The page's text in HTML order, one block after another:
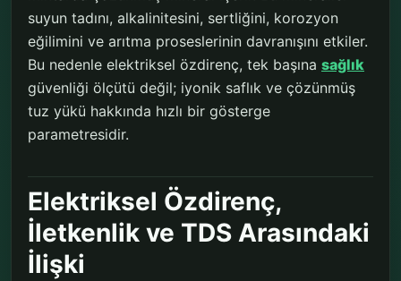
suyun tadını, alkalinitesini, sertliğini, korozyon
eğilimini ve arıtma proseslerinin davranışını etkiler.
Bu nedenle elektriksel özdirenç, tek başına sağlık
güvenliği ölçütü değil; iyonik saflık ve çözünmüş
tuz yükü hakkında hızlı bir gösterge
parametresidir.
Elektriksel Özdirenç,
İletkenlik ve TDS Arasındaki
İlişki